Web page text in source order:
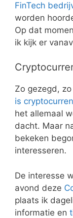
FinTech
worden
Op dat
ik kijk er
Zo gezegd,
is
het allemaal
dacht. Maar
bekeken
interesseren.
De interesse
avond deze
plaats ik
informatie en